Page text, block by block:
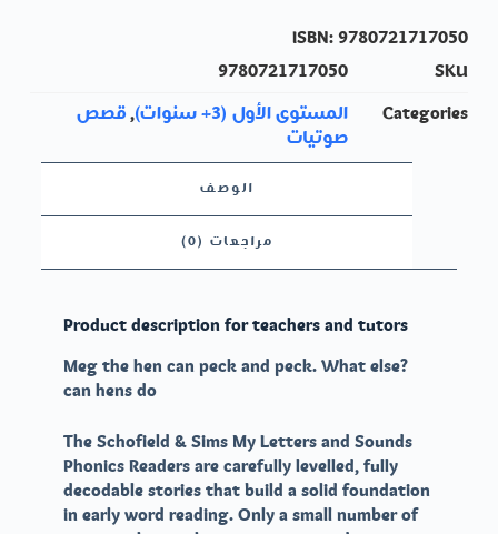
My
and
Sounds
Phase
ISBN:9780721717050
SKU
9780721717050
Categories
المستوى الأول (3+ سنوات) ,قصص
صوتيات
الوصف
مراجعات (0)
Product description for teachers and tutors
?Meg the hen can peck and peck. What else
can hens do
TheSchofield & Sims My Letters and Sounds
Phonics Readersare carefully levelled, fully
decodable stories that build a solid foundation
in early word reading. Only a small number of